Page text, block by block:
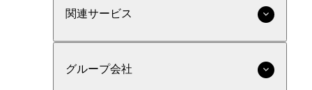
関連サービス
グループ会社